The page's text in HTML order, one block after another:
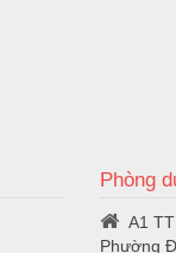
Phòng
A1
Phường